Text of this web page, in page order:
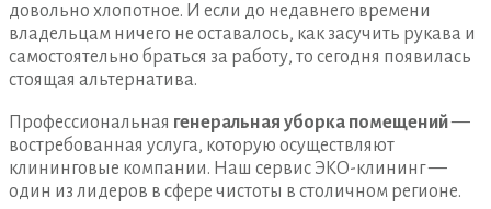
довольно хлопотное. И если до недавнего времени
владельцам ничего не оставалось, как засучить рукава и
самостоятельно браться за работу, то сегодня появилась
стоящая альтернатива.
Профессиональная генеральная уборка помещений—
востребованная услуга, которую осуществляют
клининговые компании. Наш сервис ЭКО-клининг —
один из лидеров в сфере чистоты в столичном регионе.